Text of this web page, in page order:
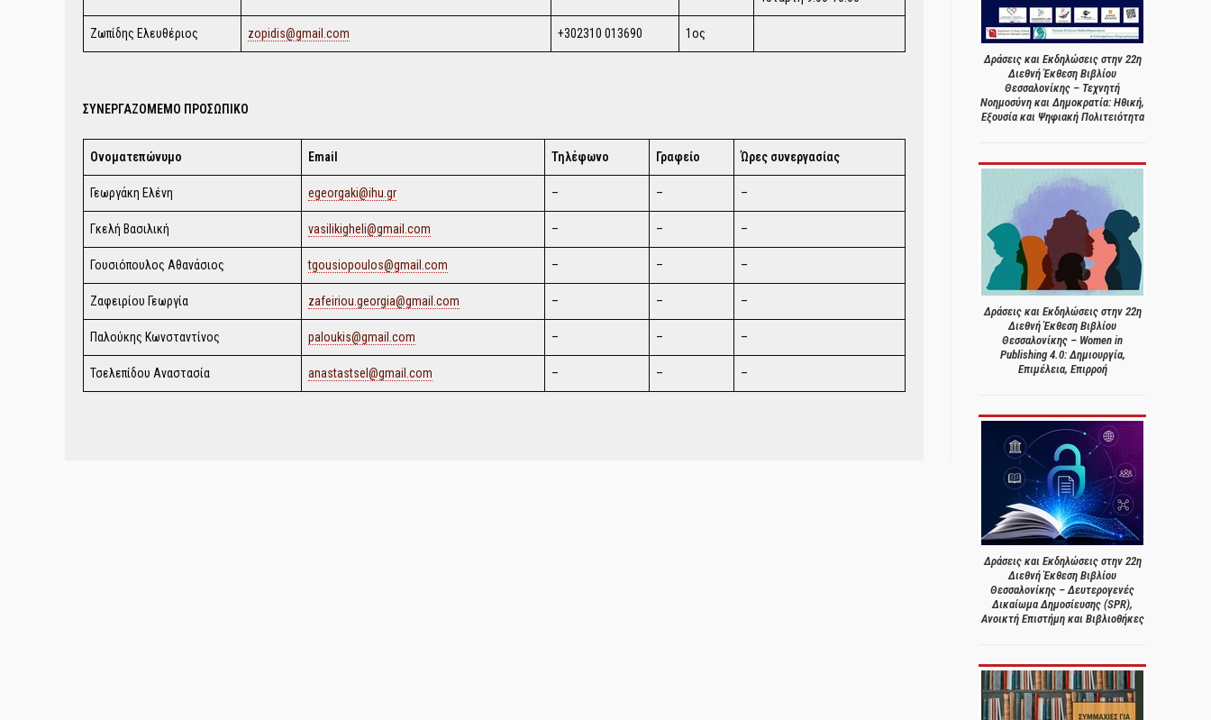
Ζωπίδης Ελευθέριος zopidis@gmail.com +302310 013690 1ος
ΣΥΝΕΡΓΑΖΟΜΕΜΟ ΠΡΟΣΩΠΙΚΟ
Ονοματεπώνυμο Email Τηλέφωνο Γραφείο Ώρες συνεργασίας
Γεωργάκη Ελένη egeorgaki@ihu.gr – – –
Γκελή Βασιλική vasilikigheli@gmail.com – – –
Γουσιόπουλος Αθανάσιος tgousiopoulos@gmail.com – – –
Ζαφειρίου Γεωργία zafeiriou.georgia@gmail.com – – –
Παλούκης Κωνσταντίνος paloukis@gmail.com – – –
Τσελεπίδου Αναστασία anastastsel@gmail.com – – –
Δράσεις και Εκδηλώσεις στην 22η
Διεθνή Έκθεση Βιβλίου
Θεσσαλονίκης – Τεχνητή
Νοημοσύνη και Δημοκρατία: Ηθική,
Εξουσία και Ψηφιακή Πολιτειότητα
Δράσεις και Εκδηλώσεις στην 22η
Διεθνή Έκθεση Βιβλίου
Θεσσαλονίκης – Women in
Publishing 4.0: Δημιουργία,
Επιμέλεια, Επιρροή
Δράσεις και Εκδηλώσεις στην 22η
Διεθνή Έκθεση Βιβλίου
Θεσσαλονίκης – Δευτερογενές
Δικαίωμα Δημοσίευσης (SPR),
Ανοικτή Επιστήμη και Βιβλιοθήκες